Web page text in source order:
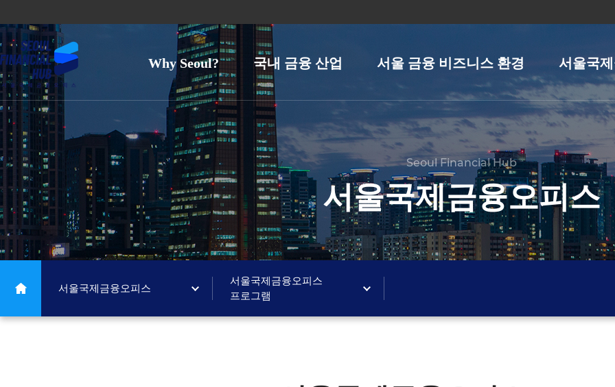
Why Seoul? 국내 금융 산업 서울 금융 비즈니스 환경 서울국
Seoul Financial Hub
서울국제금융오피스
서울국제금융오피스
서울국제금융오피스
프로그램